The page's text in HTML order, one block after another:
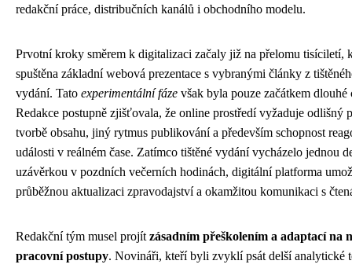
redakční práce, distribučních kanálů i obchodního modelu.
Prvotní kroky směrem k digitalizaci začaly již na přelomu tisíciletí,
spuštěna základní webová prezentace s vybranými články z
vydání. Tato experimentální fáze však byla pouze začátkem dlouhé
Redakce postupně zjišťovala, že online prostředí vyžaduje odlišný
tvorbě obsahu, jiný rytmus publikování a především schopnost
události v reálném čase. Zatímco tištěné vydání vycházelo jednou
uzávěrkou v pozdních večerních hodinách, digitální platforma
průběžnou aktualizaci zpravodajství a okamžitou komunikaci s
Redakční tým musel projít zásadním přeškolením a adaptací na
pracovní postupy. Novináři, kteří byli zvyklí psát delší analytické